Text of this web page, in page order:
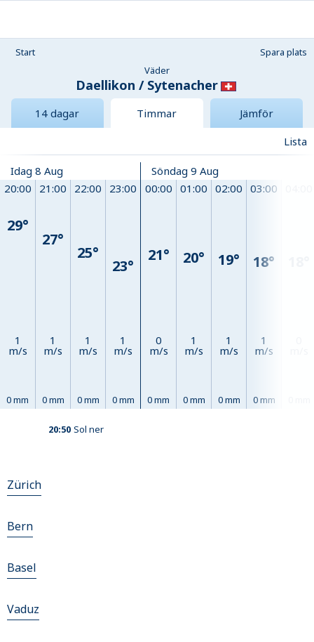
Start
Spara plats
Väder
Daellikon / Sytenacher
14 dagar Timmar
Jämför
Lista
Idag 8 Aug
20:00
29°
1
m/s
0 mm
21:00
27°
1
m/s
0 mm
22:00
25°
1
m/s
0 mm
23:00
23°
1
m/s
0 mm
Söndag 9 Aug
00:00
21°
0
m/s
0 mm
01:00
20°
1
m/s
0 mm
02:00
19°
1
m/s
0 mm
03:00
18°
1
m/s
0 mm
20:50 Sol ner
Zürich
Bern
Basel
Vaduz